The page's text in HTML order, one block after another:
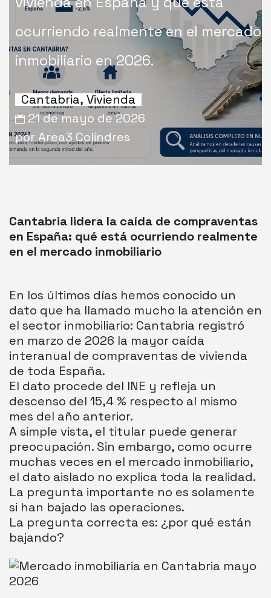
ocurriendo realmente en el mercado
inmobiliario en 2026.
Cantabria, Vivienda
21 de mayo de 2026
por Area3 Colindres
Cantabria lidera la caída de compraventas
en España: qué está ocurriendo realmente
en el mercado inmobiliario
En los últimos días hemos conocido un
dato que ha llamado mucho la atención en
el sector inmobiliario: Cantabria registró
en marzo de 2026 la mayor caída
interanual de compraventas de vivienda
de toda España.
El dato procede del INE y refleja un
descenso del 15,4 % respecto al mismo
mes del año anterior.
A simple vista, el titular puede generar
preocupación. Sin embargo, como ocurre
muchas veces en el mercado inmobiliario,
el dato aislado no explica toda la realidad.
La pregunta importante no es solamente
si han bajado las operaciones.
La pregunta correcta es: ¿por qué están
bajando?